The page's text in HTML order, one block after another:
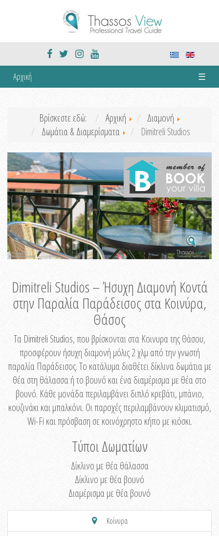
Αρχική ☰
Βρίσκεστε εδώ: Αρχική
Διαμονή
Δωμάτια & Διαμερίσματα
Dimitreli Studios
Dimitreli Studios – Ήσυχη Διαμονή Κοντά
στην Παραλία Παράδεισος στα Κοινύρα,
Θάσος
Τα Dimitreli Studios, που βρίσκονται στα Κοινυρα της Θάσου,
προσφέρουν ήσυχη διαμονή μόλις 2 χλμ από την γνωστή
παραλία Παράδεισος. Το κατάλυμα διαθέτει δίκλινα δωμάτια με
θέα στη θάλασσα ή το βουνό και ένα διαμέρισμα με θέα στο
βουνό. Κάθε μονάδα περιλαμβάνει διπλό κρεβάτι, μπάνιο,
κουζινάκι και μπαλκόνι. Οι παροχές περιλαμβάνουν κλιματισμό,
Wi-Fi και πρόσβαση σε κοινόχρηστο κήπο με κιόσκι.
Τύποι Δωματίων
Δίκλινο με θέα θάλασσα
Δίκλινο με θέα βουνό
Διαμέρισμα με θέα βουνό
Κοίνυρα